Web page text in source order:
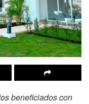
beneficiados con